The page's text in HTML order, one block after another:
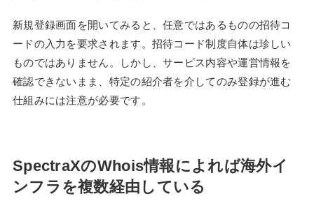
新規登録画面を開いてみると、任意ではあるものの招待コ
ードの入力を要求されます。招待コード制度自体は珍しい
ものではありません。しかし、サービス内容や運営情報を
確認できないまま、特定の紹介者を介してのみ登録が進む
仕組みには注意が必要です。
SpectraXのWhois情報によれば海外イ
ンフラを複数経由している